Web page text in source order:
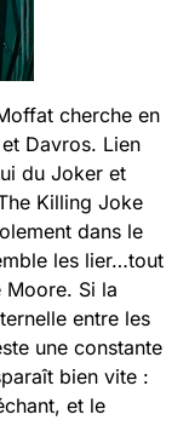
cherche en
Davros. Lien
du Joker et
Killing Joke
dans le
les lier…tout
Si la
entre les
une constante
bien vite :
et le